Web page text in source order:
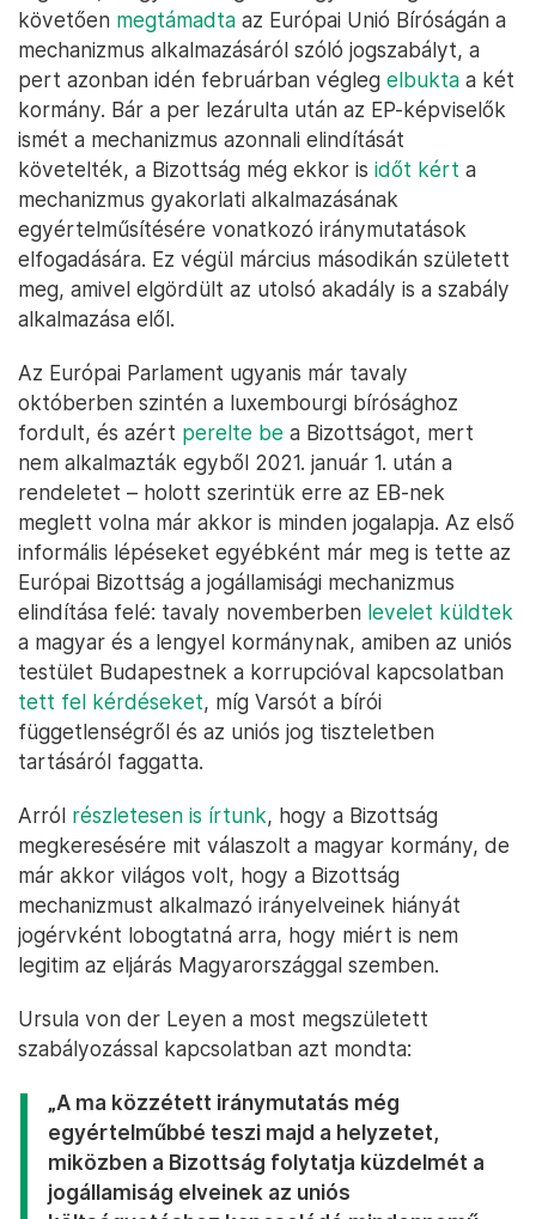
követően megtámadta az Európai Unió Bíróságán a
mechanizmus alkalmazásáról szóló jogszabályt, a
pert azonban idén februárban végleg elbukta a két
kormány. Bár a per lezárulta után az EP-képviselők
ismét a mechanizmus azonnali elindítását
követelték, a Bizottság még ekkor is időt kért a
mechanizmus gyakorlati alkalmazásának
egyértelműsítésére vonatkozó iránymutatások
elfogadására. Ez végül március másodikán született
meg, amivel elgördült az utolsó akadály is a szabály
alkalmazása elől.
Az Európai Parlament ugyanis már tavaly
októberben szintén a luxembourgi bírósághoz
fordult, és azért perelte be a Bizottságot, mert
nem alkalmazták egyből 2021. január 1. után a
rendeletet – holott szerintük erre az EB-nek
meglett volna már akkor is minden jogalapja. Az első
informális lépéseket egyébként már meg is tette az
Európai Bizottság a jogállamisági mechanizmus
elindítása felé: tavaly novemberben levelet küldtek
a magyar és a lengyel kormánynak, amiben az uniós
testület Budapestnek a korrupcióval kapcsolatban
tett fel kérdéseket, míg Varsót a bírói
függetlenségről és az uniós jog tiszteletben
tartásáról faggatta.
Arról részletesen is írtunk, hogy a Bizottság
megkeresésére mit válaszolt a magyar kormány, de
már akkor világos volt, hogy a Bizottság
mechanizmust alkalmazó irányelveinek hiányát
jogérvként lobogtatná arra, hogy miért is nem
legitim az eljárás Magyarországgal szemben.
Ursula von der Leyen a most megszületett
szabályozással kapcsolatban azt mondta:
„A ma közzétett iránymutatás még
egyértelműbbé teszi majd a helyzetet,
miközben a Bizottság folytatja küzdelmét a
jogállamiság elveinek az uniós